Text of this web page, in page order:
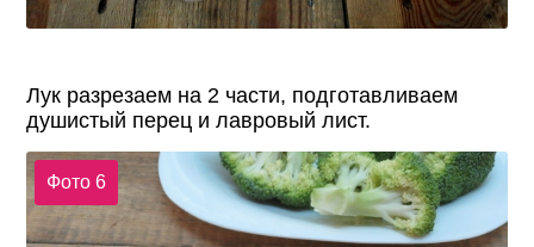
Лук разрезаем на 2 части, подготавливаем
душистый перец и лавровый лист.
Фото 6